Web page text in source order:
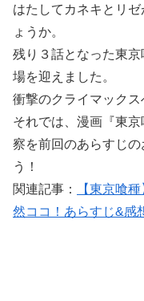
はたしてカネキとリ
ょうか。
残り３話となった東
場を迎えました。
衝撃のクライマックス
それでは、漫画『東
察を前回のあらすじ
う！
関連記事：
【東京喰
然ココ！あらすじ&感